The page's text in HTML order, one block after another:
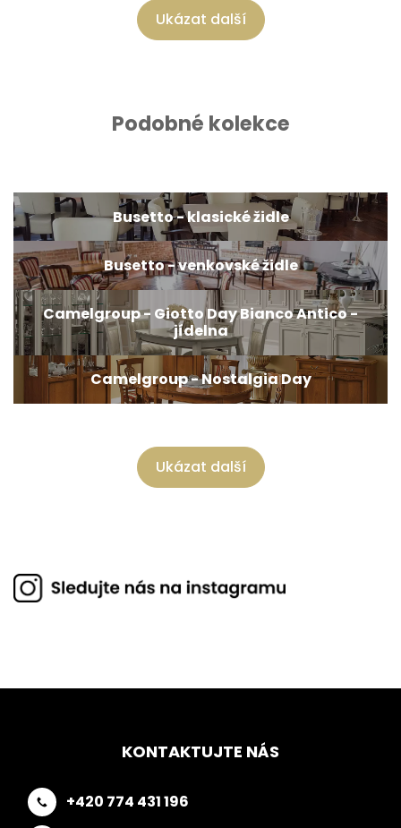
Ukázat další
Podobné kolekce
Busetto - klasické židle
Busetto - venkovské židle
Camelgroup - Giotto Day Bianco Antico -
jídelna
Camelgroup - Nostalgia Day
Ukázat další
KONTAKTUJTE NÁS
+420 774 431 196